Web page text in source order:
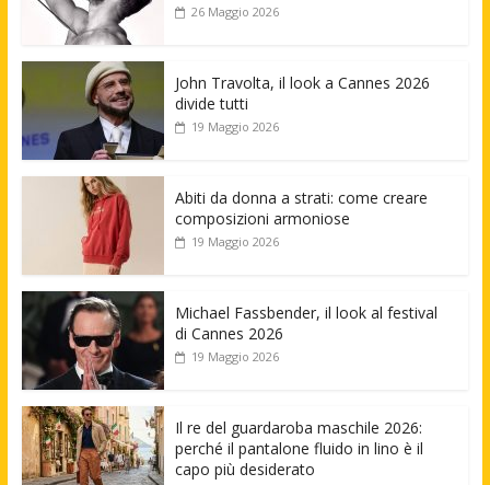
26 Maggio 2026
John Travolta, il look a Cannes 2026
divide tutti
19 Maggio 2026
Abiti da donna a strati: come creare
composizioni armoniose
19 Maggio 2026
Michael Fassbender, il look al festival
di Cannes 2026
19 Maggio 2026
Il re del guardaroba maschile 2026:
perché il pantalone fluido in lino è il
capo più desiderato